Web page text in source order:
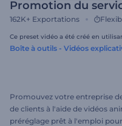
Promotion du
162K+ Exportations
Ce preset vidéo a été créé en
Boîte à outils - Vidéos
Promouvez votre entreprise
de clients à l'aide de vidéos
préréglage prêt à l'emploi